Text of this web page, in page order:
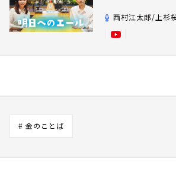
西村江太郎/上杉
# 金のことば